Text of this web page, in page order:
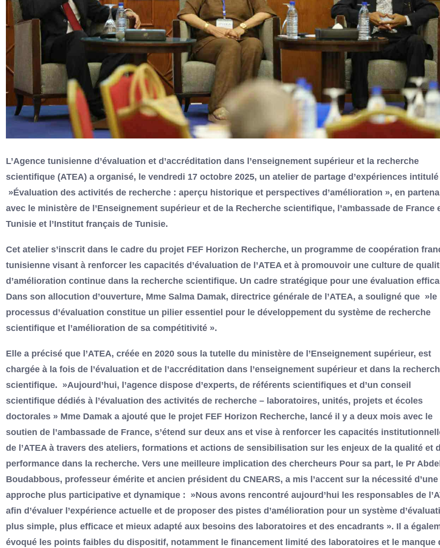
L’Agence tunisienne d’évaluation et d’accréditation dans l’enseignement supérieur et la recherche
scientifique (ATEA) a organisé, le vendredi 17 octobre 2025, un atelier de partage d’expériences
»Évaluation des activités de recherche : aperçu historique et perspectives d’amélioration », en
avec le ministère de l’Enseignement supérieur et de la Recherche scientifique, l’ambassade de France
Tunisie et l’Institut français de Tunisie.
Cet atelier s’inscrit dans le cadre du projet FEF Horizon Recherche, un programme de coopération
tunisienne visant à renforcer les capacités d’évaluation de l’ATEA et à promouvoir une culture de
d’amélioration continue dans la recherche scientifique. Un cadre stratégique pour une évaluation
Dans son allocution d’ouverture, Mme Salma Damak, directrice générale de l’ATEA, a souligné que »le
processus d’évaluation constitue un pilier essentiel pour le développement du système de recherche
scientifique et l’amélioration de sa compétitivité ».
Elle a précisé que l’ATEA, créée en 2020 sous la tutelle du ministère de l’Enseignement supérieur, est
chargée à la fois de l’évaluation et de l’accréditation dans l’enseignement supérieur et dans la
scientifique. »Aujourd’hui, l’agence dispose d’experts, de référents scientifiques et d’un conseil
scientifique dédiés à l’évaluation des activités de recherche – laboratoires, unités, projets et écoles
doctorales » Mme Damak a ajouté que le projet FEF Horizon Recherche, lancé il y a deux mois avec le
soutien de l’ambassade de France, s’étend sur deux ans et vise à renforcer les capacités
de l’ATEA à travers des ateliers, formations et actions de sensibilisation sur les enjeux de la qualité et
performance dans la recherche. Vers une meilleure implication des chercheurs Pour sa part, le Pr
Boudabbous, professeur émérite et ancien président du CNEARS, a mis l’accent sur la nécessité d’une
approche plus participative et dynamique : »Nous avons rencontré aujourd’hui les responsables de
afin d’évaluer l’expérience actuelle et de proposer des pistes d’amélioration pour un système
plus simple, plus efficace et mieux adapté aux besoins des laboratoires et des encadrants ». Il a
évoqué les points faibles du dispositif, notamment le financement limité des laboratoires et le manque